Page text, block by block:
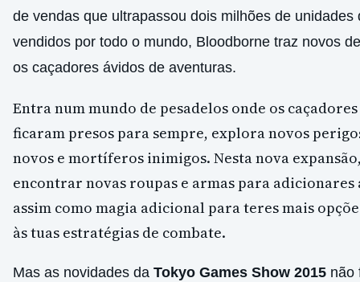
de vendas que ultrapassou dois milhões de unidades
vendidos por todo o mundo, Bloodborne traz novos
os caçadores ávidos de aventuras.
Entra num mundo de pesadelos onde os
ficaram presos para sempre, explora novos
novos e mortíferos inimigos. Nesta nova
encontrar novas roupas e armas para adicionares
assim como magia adicional para teres mais
às tuas estratégias de combate.
Mas as novidades da Tokyo Games Show 2015 não